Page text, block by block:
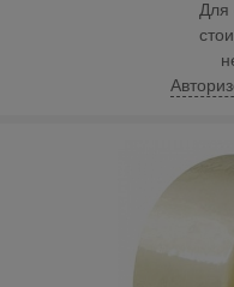
Для